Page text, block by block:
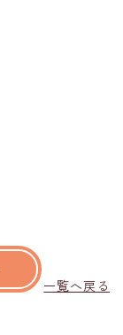
一覧へ戻る